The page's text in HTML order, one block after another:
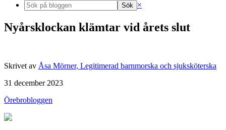
×
Nyårsklockan klämtar vid årets slut
Skrivet av Åsa Mörner, Legitimerad barnmorska och sjuksköterska
31 december 2023
Örebrobloggen